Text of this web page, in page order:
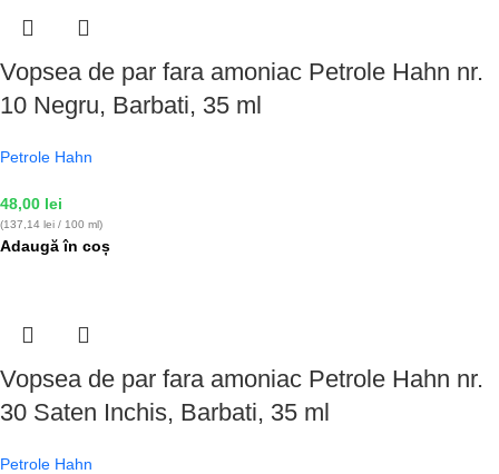
Vopsea de par fara amoniac Petrole Hahn nr.
10 Negru, Barbati, 35 ml
Petrole Hahn
48,00 lei
(137,14 lei / 100 ml)
Adaugă în coș
Vopsea de par fara amoniac Petrole Hahn nr.
30 Saten Inchis, Barbati, 35 ml
Petrole Hahn